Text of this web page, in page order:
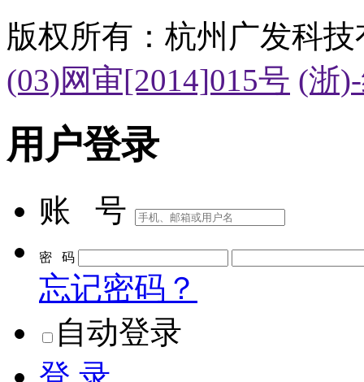
版权所有：杭州广发科
(03)网审[2014]015号 (浙
用户登录
账 号
密 码
忘记密码？
自动登录